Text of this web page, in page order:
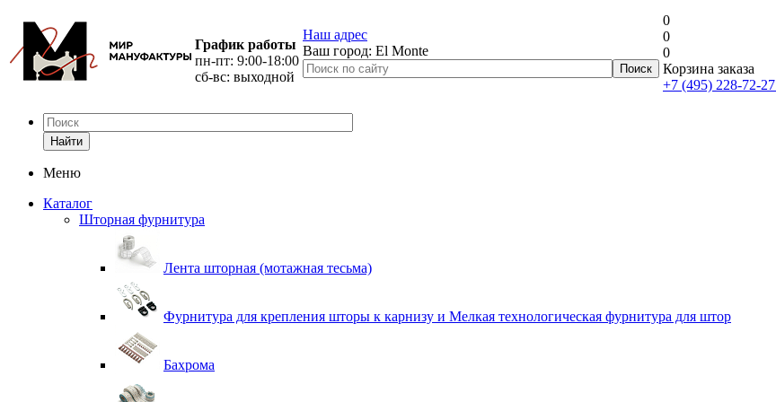
График работы
пн-пт: 9:00-18:00
сб-вс: выходной
Наш адрес
Ваш город: El Monte
0
0
0
Корзина заказа
+7 (495) 228-72-27
Найти
Меню
Каталог
Шторная фурнитура
Лента шторная (мотажная тесьма)
Фурнитура для крепления шторы к карнизу и Мелкая технологическая фурнитура для штор
Бахрома